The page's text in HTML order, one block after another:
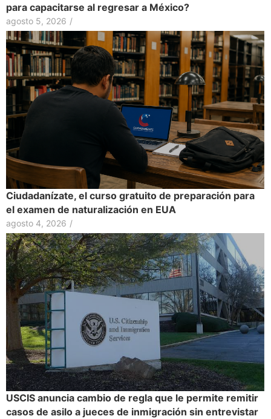
para capacitarse al regresar a México?
agosto 5, 2026 /
Ciudadanízate, el curso gratuito de preparación para
el examen de naturalización en EUA
agosto 4, 2026 /
USCIS anuncia cambio de regla que le permite remitir
casos de asilo a jueces de inmigración sin entrevistar